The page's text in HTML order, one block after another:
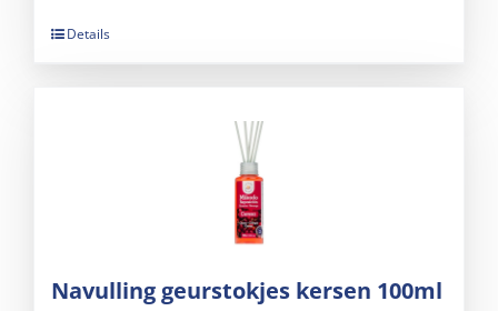
Details
Navulling geurstokjes kersen 100ml